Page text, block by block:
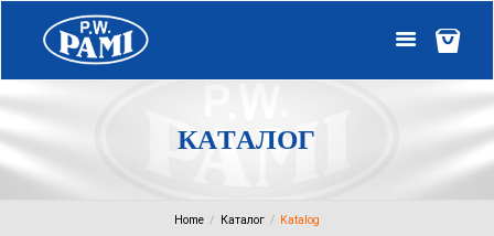
КАТАЛОГ
Home Каталог Katalog